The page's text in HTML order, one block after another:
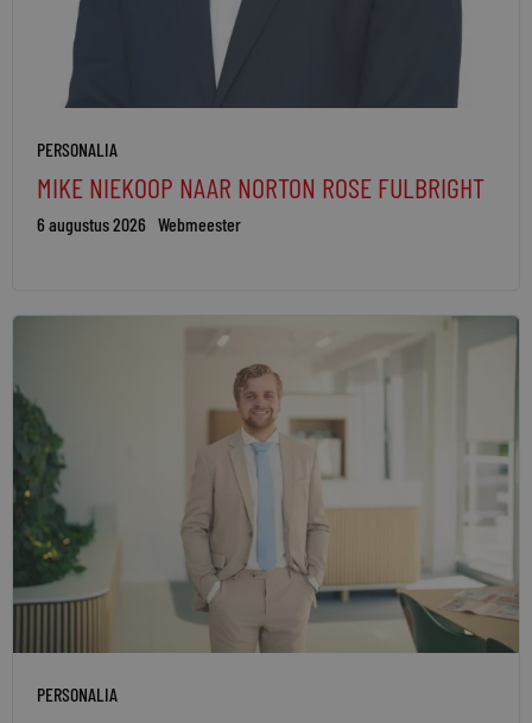
PERSONALIA
MIKE NIEKOOP NAAR NORTON ROSE FULBRIGHT
6 augustus 2026 Webmeester
PERSONALIA